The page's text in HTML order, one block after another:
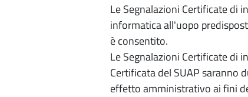
Le Segnalazioni Certificate di
informatica all'uopo
è consentito.
Le Segnalazioni Certificate di
Certificata del SUAP saranno
effetto amministrativo ai fini